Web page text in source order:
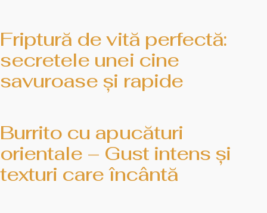
Friptură de vită perfectă:
secretele unei cine
savuroase și rapide
Burrito cu apucături
orientale – Gust intens și
texturi care încântă